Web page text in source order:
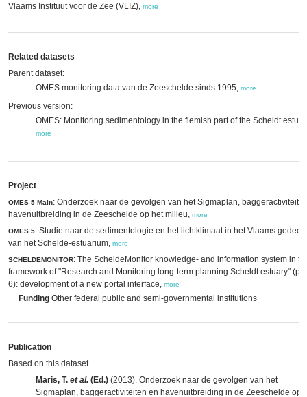
Vlaams Instituut voor de Zee (VLIZ) more
Related datasets
Parent dataset:
OMES monitoring data van de Zeeschelde sinds 1995, more
Previous version:
OMES: Monitoring sedimentology in the flemish part of the Scheldt
more
Project
OMES 5 Main: Onderzoek naar de gevolgen van het Sigmaplan,
havenuitbreiding in de Zeeschelde op het milieu, more
OMES 5: Studie naar de sedimentologie en het lichtklimaat in het Vlaams
van het Schelde-estuarium, more
SCHELDEMONITOR: The ScheldeMonitor knowledge- and information system in
framework of "Research and Monitoring long-term planning Scheldt estuary"
6): development of a new portal interface, more
Funding Other federal public and semi-governmental institutions
Publication
Based on this dataset
Maris, T. et al. (Ed.) (2013). Onderzoek naar de gevolgen van het
Sigmaplan, baggeractiviteiten en havenuitbreiding in de Zeeschelde op